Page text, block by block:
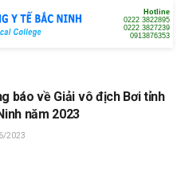
Hotline
0222 3822895
0222 3827239
0913876353
báo về Giải vô địch Bơi tỉnh
năm 2023
2023